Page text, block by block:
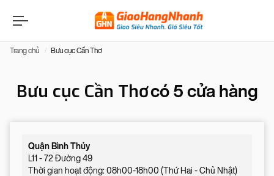
Trang chủ Bưu cục Cần Thơ
Bưu cục Cần Thơcó 5 cửa hàng
Quận Bình Thủy
L11 - 72 Đường 49
Thời gian hoạt động: 08h00-18h00 (Thứ Hai - Chủ Nhật)